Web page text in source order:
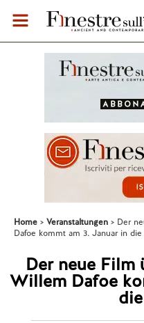
Home Veranstaltungen
Der
Dafoe kommt am 3. Januar in die
Der neue Film
Willem Dafoe